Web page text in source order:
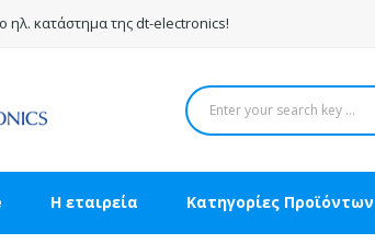
ηλ. κατάστημα της dt-electronics!
Η εταιρεία Κατηγορίες Προϊόντων